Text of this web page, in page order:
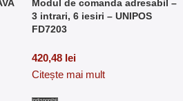
Modul de comanda adresabil –
3 intrari, 6 iesiri – UNIPOS
FD7203
420,48 lei
Citește mai mult
Indisponibil